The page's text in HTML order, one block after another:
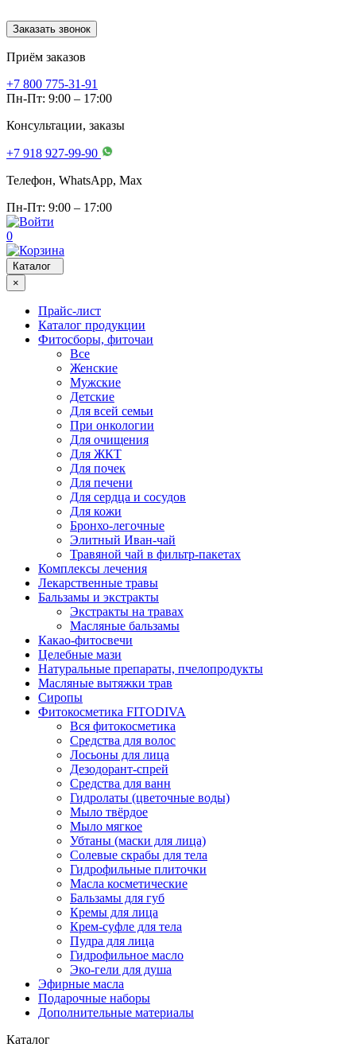
Заказать звонок
Приём заказов
+7 800 775-31-91
Пн-Пт: 9:00 – 17:00
Консультации, заказы
+7 918 927-99-90
Телефон, WhatsApp, Мах
Пн-Пт: 9:00 – 17:00
0
Каталог
×
Прайс-лист
Каталог продукции
Фитосборы, фиточаи
Все
Женские
Мужские
Детские
Для всей семьи
При онкологии
Для очищения
Для ЖКТ
Для почек
Для печени
Для сердца и сосудов
Для кожи
Бронхо-легочные
Элитный Иван-чай
Травяной чай в фильтр-пакетах
Комплексы лечения
Лекарственные травы
Бальзамы и экстракты
Экстракты на травах
Масляные бальзамы
Какао-фитосвечи
Целебные мази
Натуральные препараты, пчелопродукты
Масляные вытяжки трав
Сиропы
Фитокосметика FITODIVA
Вся фитокосметика
Средства для волос
Лосьоны для лица
Дезодорант-спрей
Средства для ванн
Гидролаты (цветочные воды)
Мыло твёрдое
Мыло мягкое
Убтаны (маски для лица)
Солевые скрабы для тела
Гидрофильные плиточки
Масла косметические
Бальзамы для губ
Кремы для лица
Крем-суфле для тела
Пудра для лица
Гидрофильное масло
Эко-гели для душа
Эфирные масла
Подарочные наборы
Дополнительные материалы
Каталог